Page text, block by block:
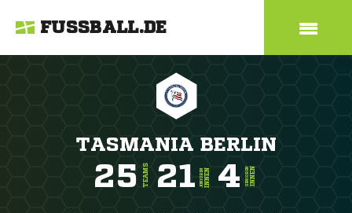
FUSSBALL.DE
TASMANIA BERLIN
25 TEAMS 21 JUNIORENINNEN 4 SENIORENINNEN